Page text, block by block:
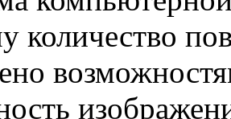
количество